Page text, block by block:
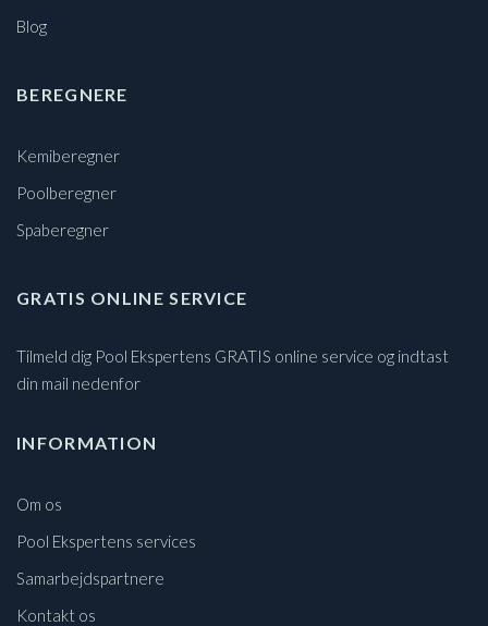
Blog
BEREGNERE
Kemiberegner
Poolberegner
Spaberegner
GRATIS ONLINE SERVICE
Tilmeld dig Pool Ekspertens GRATIS online service og indtast
din mail nedenfor
INFORMATION
Om os
Pool Ekspertens services
Samarbejdspartnere
Kontakt os